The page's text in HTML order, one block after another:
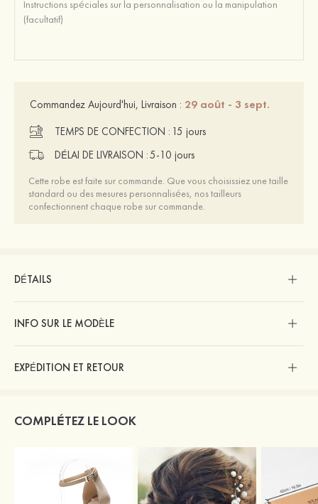
Commandez Aujourd'hui, Livraison : 29 août - 3 sept.
TEMPS DE CONFECTION : 15 jours
DÉLAI DE LIVRAISON :5-10 jours
Cette robe est faite sur commande. Que vous choisissiez une taille
standard ou des mesures personnalisées, nos tailleurs
confectionnent chaque robe sur commande.
DÉTAILS
INFO SUR LE MODÈLE
EXPÉDITION ET RETOUR
COMPLÉTEZ LE LOOK